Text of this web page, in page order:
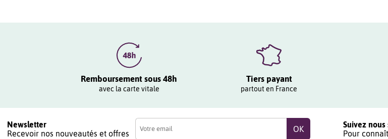
Remboursement sous 48h
avec la carte vitale
Tiers payant
partout en France
Newsletter
Recevoir nos nouveautés et offres
Suivez nous
Pour